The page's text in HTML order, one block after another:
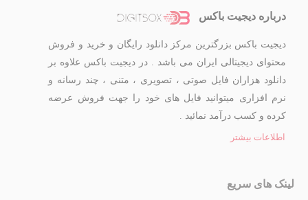
درباره دیجیت باکس
دیجیت باکس بزرگترین مرکز دانلود رایگان و خرید و فروش
محتوای دیجیتالی ایران می باشد . در دیجیت باکس علاوه بر
دانلود هزاران فایل صوتی ، تصویری ، متنی ، چند رسانه و
نرم افزاری میتوانید فایل های خود را جهت فروش عرضه
کرده و کسب درآمد نمائید .
اطلاعات بیشتر
لینک های سریع